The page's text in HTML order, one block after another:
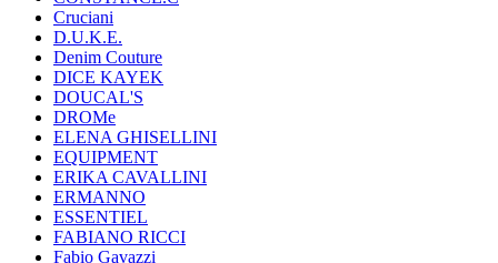
Cruciani
D.U.K.E.
Denim Couture
DICE KAYEK
DOUCAL'S
DROMe
ELENA GHISELLINI
EQUIPMENT
ERIKA CAVALLINI
ERMANNO
ESSENTIEL
FABIANO RICCI
Fabio Gavazzi